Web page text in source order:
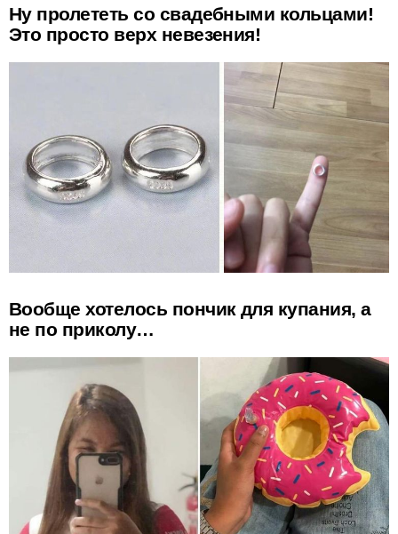
Ну пролететь со свадебными кольцами!
Это просто верх невезения!
Вообще хотелось пончик для купания, а
не по приколу…